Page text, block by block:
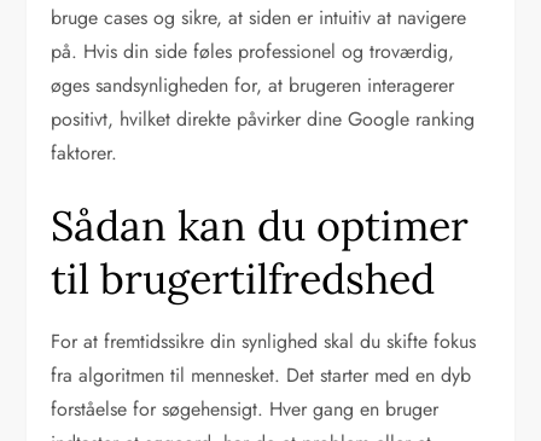
bruge cases og sikre, at siden er intuitiv at navigere
på. Hvis din side føles professionel og troværdig,
øges sandsynligheden for, at brugeren interagerer
positivt, hvilket direkte påvirker dine Google ranking
faktorer.
Sådan kan du optimer
til brugertilfredshed
For at fremtidssikre din synlighed skal du skifte fokus
fra algoritmen til mennesket. Det starter med en dyb
forståelse for søgehensigt. Hver gang en bruger